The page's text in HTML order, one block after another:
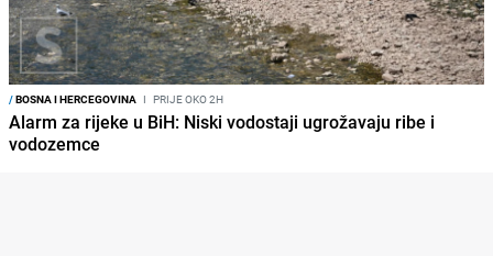
/BOSNA I HERCEGOVINA I PRIJE OKO 2H
Alarm za rijeke u BiH: Niski vodostaji ugrožavaju ribe i
vodozemce